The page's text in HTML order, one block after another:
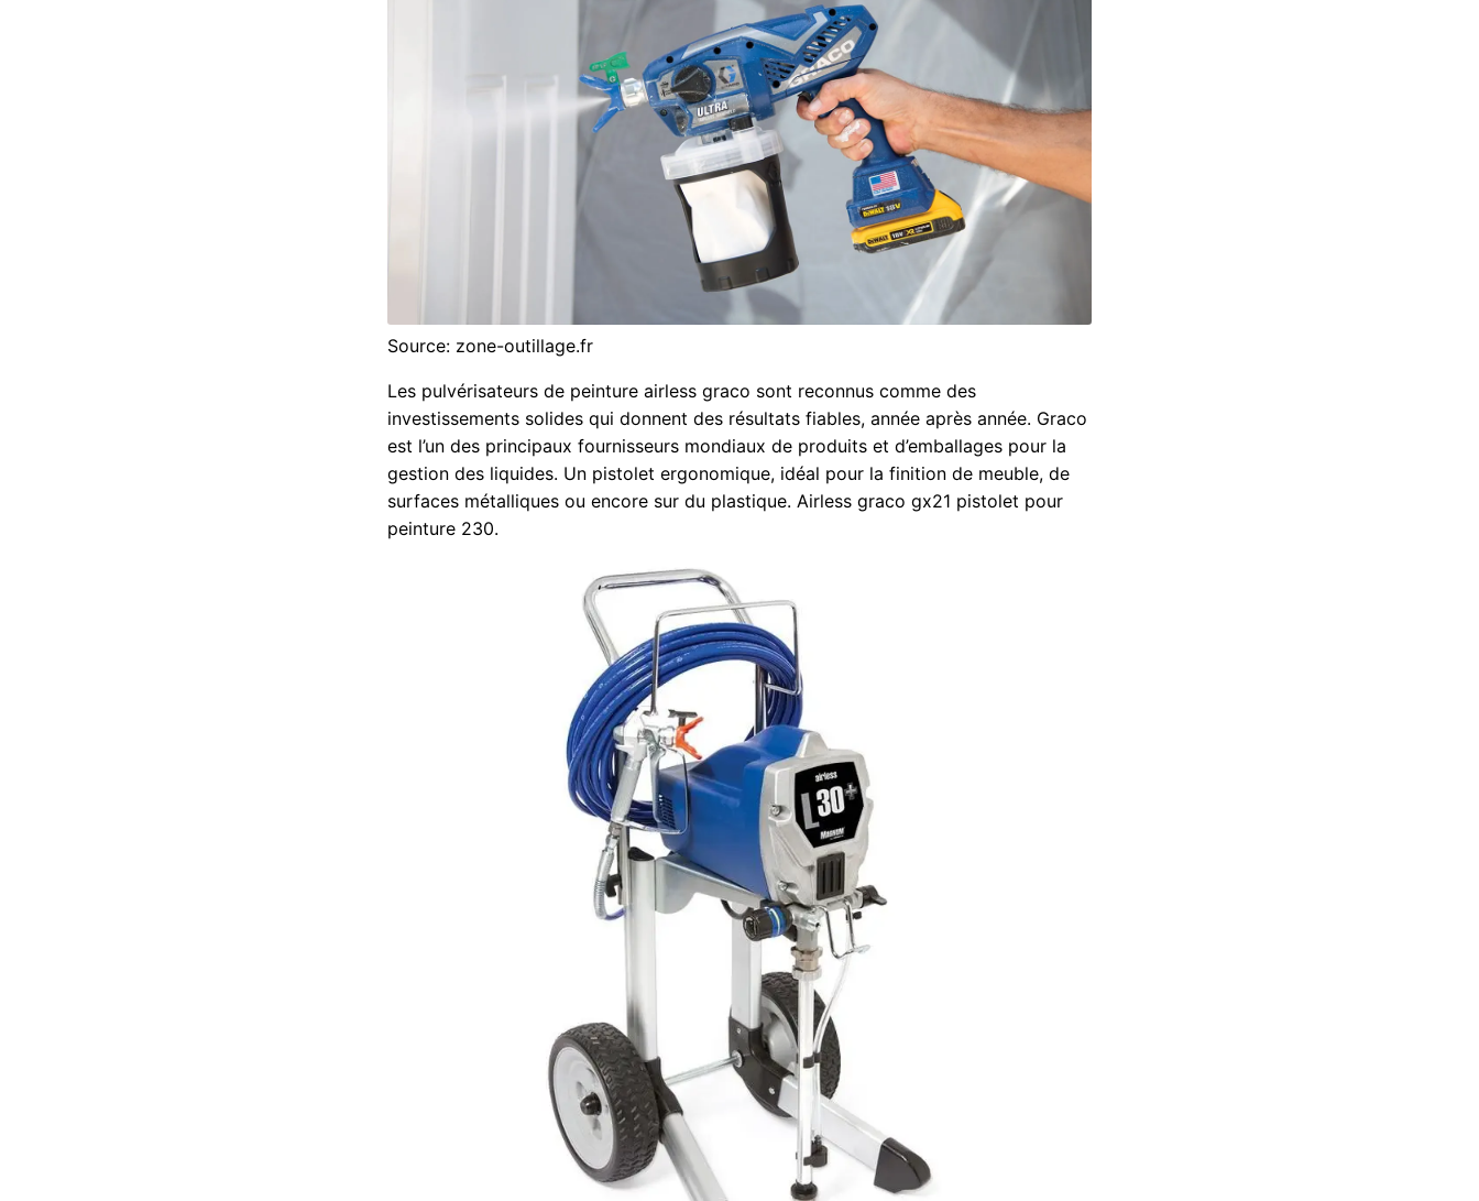
Source: zone-outillage.fr
Les pulvérisateurs de peinture airless graco sont reconnus comme des
investissements solides qui donnent des résultats fiables, année après année. Graco
est l’un des principaux fournisseurs mondiaux de produits et d’emballages pour la
gestion des liquides. Un pistolet ergonomique, idéal pour la finition de meuble, de
surfaces métalliques ou encore sur du plastique. Airless graco gx21 pistolet pour
peinture 230.